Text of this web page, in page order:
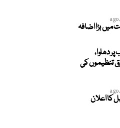
بڑا اضافہ
دھاوا،
تنظیموں کی
کا اعلان